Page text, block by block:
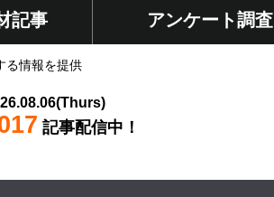
記事 アンケート調査
情報を提供
記事配信中！